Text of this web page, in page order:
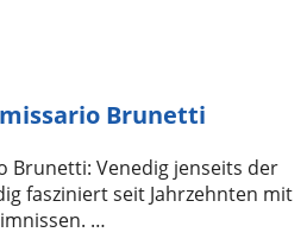
Brunetti
Brunetti: Venedig jenseits der
fasziniert seit Jahrzehnten mit
…